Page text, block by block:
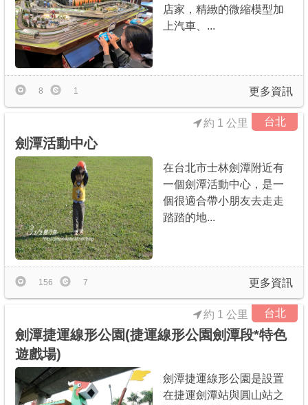
店家，精緻的微縮模型加
上汽車、...
更多資訊
8 1
台北
約 1 公里
劍潭活動中心
在台北市士林劍潭附近有
一個劍潭活動中心，是一
個很適合帶小朋友去走走
踏踏的地...
更多資訊
156 7
台北
約 1 公里
劍潭捷運線形公園(捷運線形公園劍潭段*特色
遊戲場)
劍潭捷運線形公園是設置
在捷運劍潭站與圓山站之